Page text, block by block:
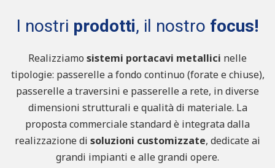
I nostri prodotti, il nostro focus!
Realizziamo sistemi portacavi metallici nelle
tipologie: passerelle a fondo continuo (forate e chiuse),
passerelle a traversini e passerelle a rete, in diverse
dimensioni strutturali e qualità di materiale. La
proposta commerciale standard è integrata dalla
realizzazione di soluzioni customizzate, dedicate ai
grandi impianti e alle grandi opere.